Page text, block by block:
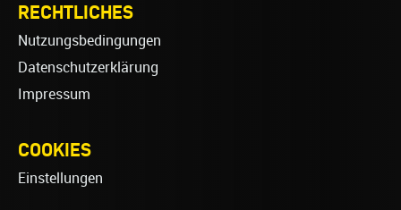
RECHTLICHES
Nutzungsbedingungen
Datenschutzerklärung
Impressum
COOKIES
Einstellungen